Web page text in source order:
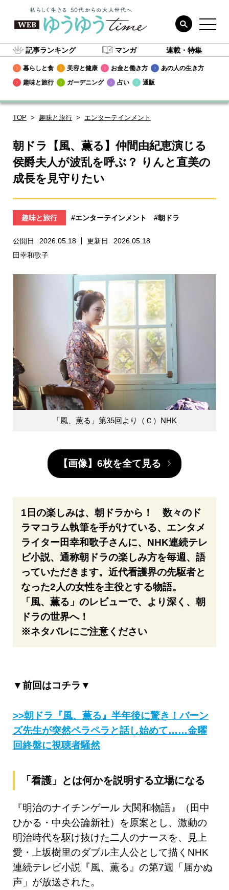
記事ランキング マンガ 連載・特集
暮らしと食 美容と健康 お金と働き方
あの人の生き方
趣味と旅行
ガーデニング 占い 通販
TOP 趣味と旅行 エンターテインメント
朝ドラ【風、薫る】仲間由紀恵演じる
侯爵夫人が波乱を呼ぶ？ りんと直美の
成長を見守りたい
趣味と旅行 #エンターテインメント #朝ドラ
公開日 2026.05.18 更新日
2026.05.18
田幸和歌子
「風、薫る」第35回より（Ｃ）NHK
【画像】6枚を全て見る
1日の楽しみは、朝ドラから！ 数々のド
ラマコラム執筆を手がけている、エンタメ
ライター田幸和歌子さんに、NHK連続テレ
ビ小説、通称朝ドラの楽しみ方を毎週、語
っていただきます。近代看護界の先駆者と
なった2人の女性を主役とする物語。
「風、薫る」のレビューで、より深く、朝
ドラの世界へ！
※ネタバレにご注意ください
▼前回はコチラ▼
>>朝ドラ『風、薫る』半年後に驚き！バーン
ズ先生が突然ペラペラと話し始めて……金曜
回終盤に視聴者騒然
「看護」とは何かを説明する立場になる
『明治のナイチンゲール 大関和物語』（田中
ひかる・中央公論新社）を原案とし、激動の
明治時代を駆け抜けた二人のナースを、見上
愛・上坂樹里のダブル主人公として描くNHK
連続テレビ小説『風、薫る』の第7週「届かぬ
声」が放送された。